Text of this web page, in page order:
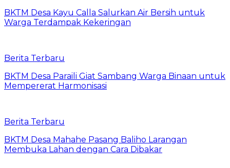
BKTM Desa Kayu Calla Salurkan Air Bersih untuk
Warga Terdampak Kekeringan
Berita Terbaru
BKTM Desa Paraili Giat Sambang Warga Binaan untuk
Mempererat Harmonisasi
Berita Terbaru
BKTM Desa Mahahe Pasang Baliho Larangan
Membuka Lahan dengan Cara Dibakar